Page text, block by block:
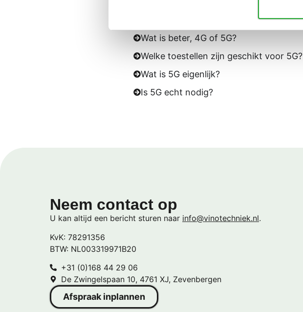
Wat is het verschil tussen wifi en 4G?
Wat is beter, 4G of 5G?
Welke toestellen zijn geschikt voor 5G?
Wat is 5G eigenlijk?
Is 5G echt nodig?
Neem contact op
U kan altijd een bericht sturen naar info@vinotechniek.nl.
KvK: 78291356
BTW: NL003319971B20
+31 (0)168 44 29 06
De Zwingelspaan 10, 4761 XJ, Zevenbergen
Afspraak inplannen